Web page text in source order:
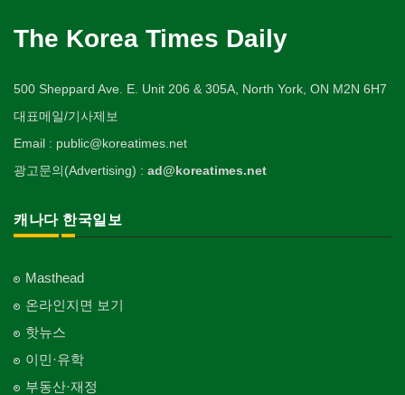
The Korea Times Daily
500 Sheppard Ave. E. Unit 206 & 305A, North York, ON M2N 6H7
대표메일/기사제보
Email : public@koreatimes.net
광고문의(Advertising) : ad@koreatimes.net
캐나다 한국일보
Masthead
온라인지면 보기
핫뉴스
이민·유학
부동산·재정